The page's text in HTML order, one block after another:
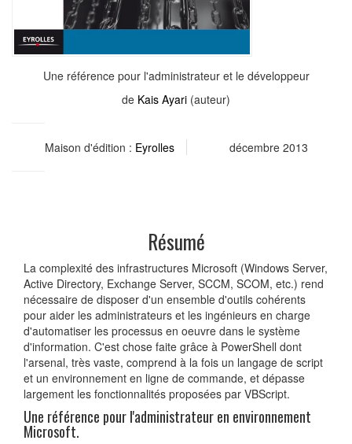
Une référence pour l'administrateur et le développeur
de Kais Ayari (auteur)
Maison d'édition : Eyrolles décembre 2013
Résumé
La complexité des infrastructures Microsoft (Windows Server,
Active Directory, Exchange Server, SCCM, SCOM, etc.) rend
nécessaire de disposer d'un ensemble d'outils cohérents
pour aider les administrateurs et les ingénieurs en charge
d'automatiser les processus en oeuvre dans le système
d'information. C'est chose faite grâce à PowerShell dont
l'arsenal, très vaste, comprend à la fois un langage de script
et un environnement en ligne de commande, et dépasse
largement les fonctionnalités proposées par VBScript.
Une référence pour l'administrateur en environnement
Microsoft.